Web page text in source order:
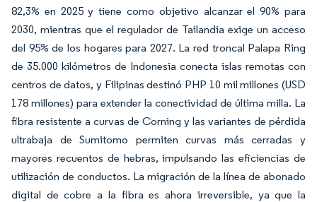
82,3% en 2025 y tiene como objetivo alcanzar el 90% para
2030, mientras que el regulador de Tailandia exige un acceso
del 95% de los hogares para 2027. La red troncal Palapa Ring
de 35.000 kilómetros de Indonesia conecta islas remotas con
centros de datos, y Filipinas destinó PHP 10 mil millones (USD
178 millones) para extender la conectividad de última milla. La
fibra resistente a curvas de Corning y las variantes de pérdida
ultrabaja de Sumitomo permiten curvas más cerradas y
mayores recuentos de hebras, impulsando las eficiencias de
utilización de conductos. La migración de la línea de abonado
digital de cobre a la fibra es ahora irreversible, ya que la